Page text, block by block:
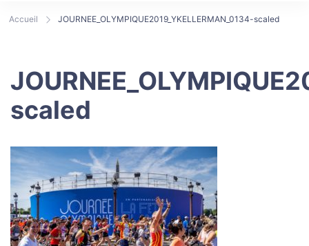
Accueil JOURNEE_OLYMPIQUE2019_YKELLERMAN_0134-scaled
scaled